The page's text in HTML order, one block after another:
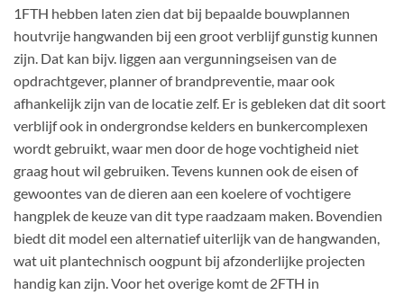
1FTH hebben laten zien dat bij bepaalde bouwplannen
houtvrije hangwanden bij een groot verblijf gunstig kunnen
zijn. Dat kan bijv. liggen aan vergunningseisen van de
opdrachtgever, planner of brandpreventie, maar ook
afhankelijk zijn van de locatie zelf. Er is gebleken dat dit soort
verblijf ook in ondergrondse kelders en bunkercomplexen
wordt gebruikt, waar men door de hoge vochtigheid niet
graag hout wil gebruiken. Tevens kunnen ook de eisen of
gewoontes van de dieren aan een koelere of vochtigere
hangplek de keuze van dit type raadzaam maken. Bovendien
biedt dit model een alternatief uiterlijk van de hangwanden,
wat uit plantechnisch oogpunt bij afzonderlijke projecten
handig kan zijn. Voor het overige komt de 2FTH in